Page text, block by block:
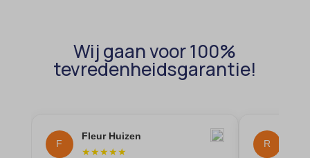
Wij gaan voor 100%
tevredenheidsgarantie!
F
Fleur Huizen
★★★★★
R
et-saving-post-*